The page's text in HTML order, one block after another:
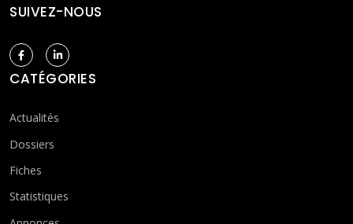
SUIVEZ-NOUS
CATÉGORIES
Actualités
Dossiers
Fiches
Statistiques